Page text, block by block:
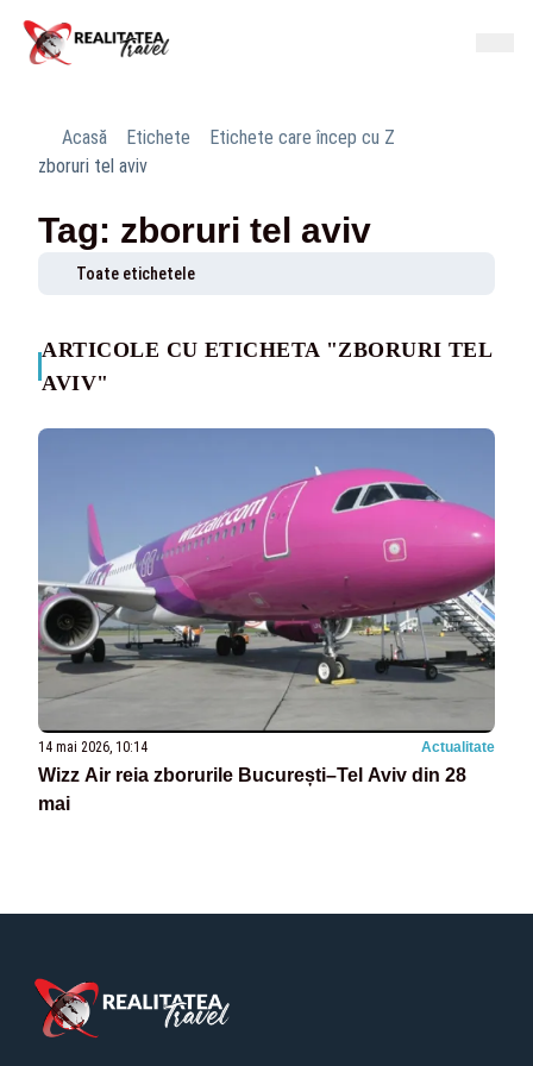
Acasă Etichete
Etichete care încep cu Z
zboruri tel aviv
Tag: zboruri tel aviv
Toate etichetele
ARTICOLE CU ETICHETA "ZBORURI TEL
AVIV"
14 mai 2026, 10:14 Actualitate
Wizz Air reia zborurile București–Tel Aviv din 28
mai